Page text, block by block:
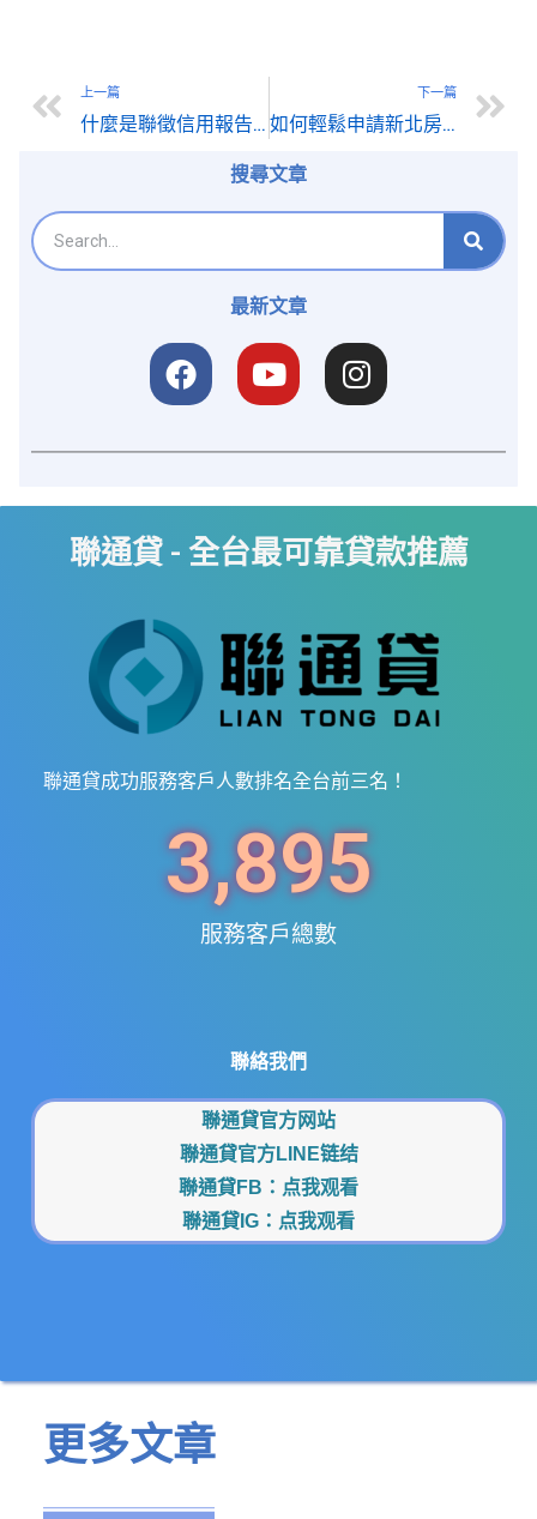
上一篇
什麼是聯徵信用報告? 裡頭有關於自己的什麼資訊?
下一篇
如何輕鬆申請新北房屋二胎貸款？為您提供全面協助
搜尋文章
最新文章
聯通貸 - 全台最可靠貸款推薦
聯通貸成功服務客戶人數排名全台前三名！
服務客戶總數
3,895
聯絡我們
聯通貸官方网站
聯通貸官方LINE链结
聯通貸FB： 点我观看
聯通貸IG： 点我观看
更多文章